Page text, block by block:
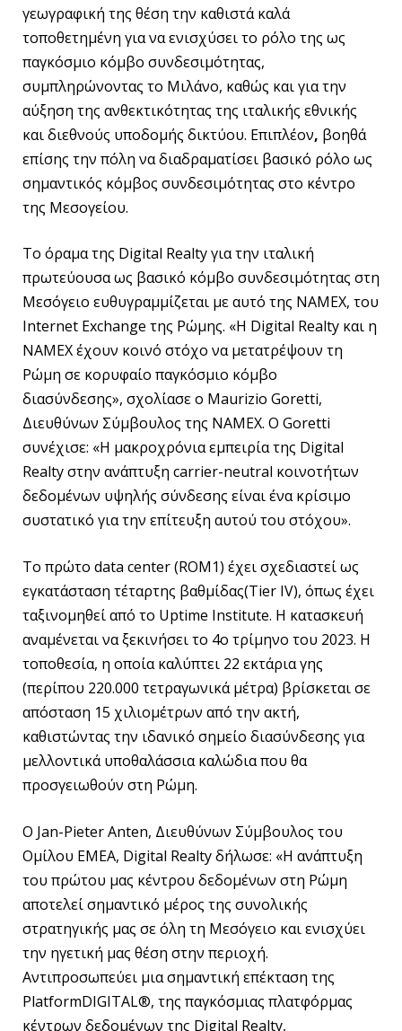
γεωγραφική της θέση την καθιστά καλά
τοποθετημένη για να ενισχύσει το ρόλο της ως
παγκόσμιο κόμβο συνδεσιμότητας,
συμπληρώνοντας το Μιλάνο, καθώς και για την
αύξηση της ανθεκτικότητας της ιταλικής εθνικής
και διεθνούς υποδομής δικτύου. Επιπλέον, βοηθά
επίσης την πόλη να διαδραματίσει βασικό ρόλο ως
σημαντικός κόμβος συνδεσιμότητας στο κέντρο
της Μεσογείου.
Το όραμα της Digital Realty για την ιταλική
πρωτεύουσα ως βασικό κόμβο συνδεσιμότητας στη
Μεσόγειο ευθυγραμμίζεται με αυτό της NAMEX, του
Internet Exchange της Ρώμης. «Η Digital Realty και η
NAMEX έχουν κοινό στόχο να μετατρέψουν τη
Ρώμη σε κορυφαίο παγκόσμιο κόμβο
διασύνδεσης», σχολίασε ο Maurizio Goretti,
Διευθύνων Σύμβουλος της NAMEX. Ο Goretti
συνέχισε: «Η μακροχρόνια εμπειρία της Digital
Realty στην ανάπτυξη carrier-neutral κοινοτήτων
δεδομένων υψηλής σύνδεσης είναι ένα κρίσιμο
συστατικό για την επίτευξη αυτού του στόχου».
Το πρώτο data center (ROM1) έχει σχεδιαστεί ως
εγκατάσταση τέταρτης βαθμίδας(Tier IV), όπως έχει
ταξινομηθεί από το Uptime Institute. Η κατασκευή
αναμένεται να ξεκινήσει το 4ο τρίμηνο του 2023. Η
τοποθεσία, η οποία καλύπτει 22 εκτάρια γης
(περίπου 220.000 τετραγωνικά μέτρα) βρίσκεται σε
απόσταση 15 χιλιομέτρων από την ακτή,
καθιστώντας την ιδανικό σημείο διασύνδεσης για
μελλοντικά υποθαλάσσια καλώδια που θα
προσγειωθούν στη Ρώμη.
Ο Jan-Pieter Anten, Διευθύνων Σύμβουλος του
Ομίλου EMEA, Digital Realty δήλωσε: «Η ανάπτυξη
του πρώτου μας κέντρου δεδομένων στη Ρώμη
αποτελεί σημαντικό μέρος της συνολικής
στρατηγικής μας σε όλη τη Μεσόγειο και ενισχύει
την ηγετική μας θέση στην περιοχή.
Αντιπροσωπεύει μια σημαντική επέκταση της
PlatformDIGITAL®, της παγκόσμιας πλατφόρμας
κέντρων δεδομένων της Digital Realty,